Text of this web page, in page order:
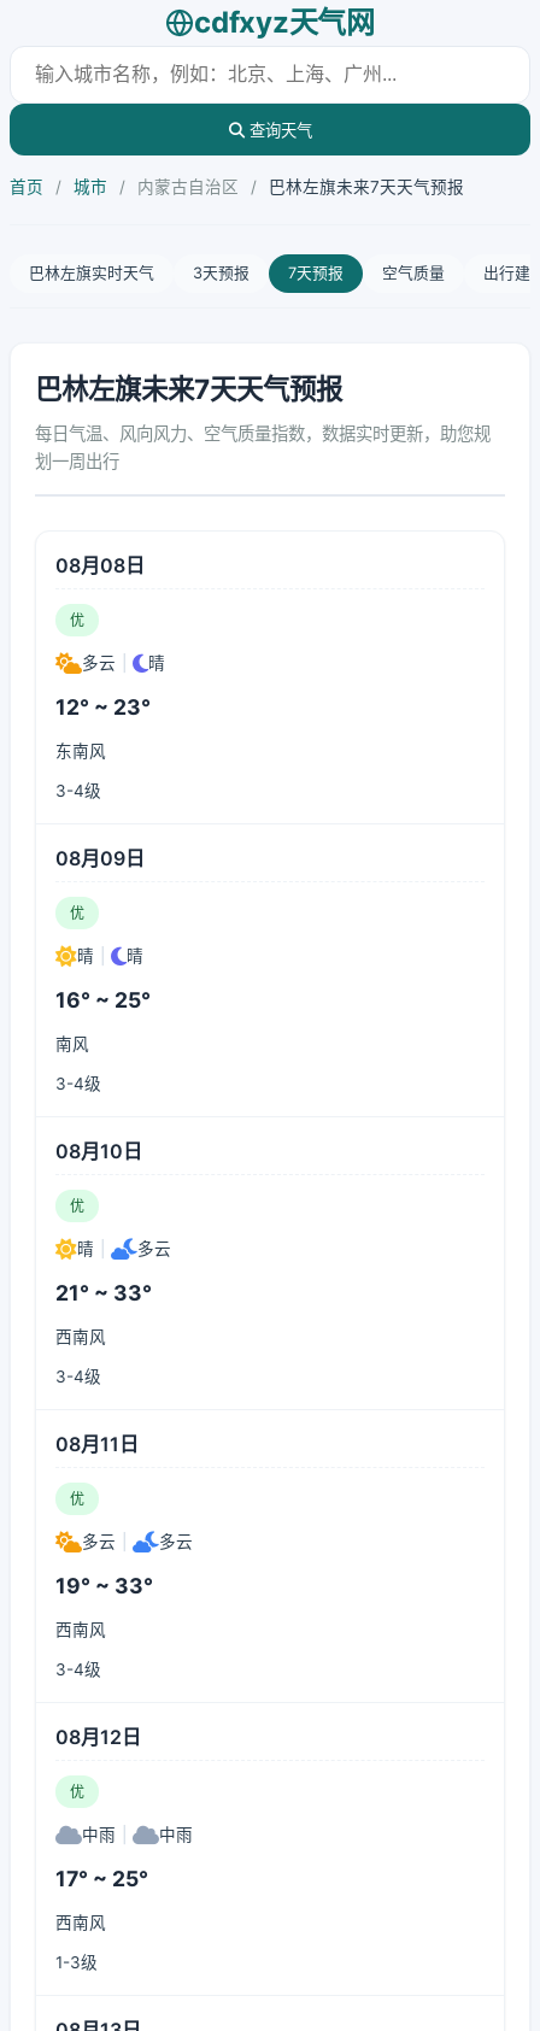
cdfxyz天气网
查询天气
首页 / 城市 / 内蒙古自治区 / 巴林左旗未来7天天气预报
巴林左旗实时天气 3天预报 7天预报 空气质量 出行建
巴林左旗未来7天天气预报
每日气温、风向风力、空气质量指数，数据实时更新，助您规
划一周出行
08月08日
优
多云 晴
12° ~ 23°
东南风
3-4级
08月09日
优
晴 晴
16° ~ 25°
南风
3-4级
08月10日
优
晴 多云
21° ~ 33°
西南风
3-4级
08月11日
优
多云 多云
19° ~ 33°
西南风
3-4级
08月12日
优
中雨 中雨
17° ~ 25°
西南风
1-3级